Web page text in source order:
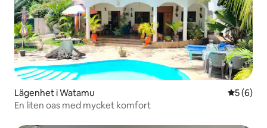
Lägenhet i Watamu 5 av 5 i
5 (6)
En liten oas med mycket komfort